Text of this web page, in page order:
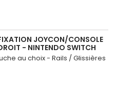
JOYCON/CONSOLE
- NINTENDO SWITCH
au choix - Rails / Glissières